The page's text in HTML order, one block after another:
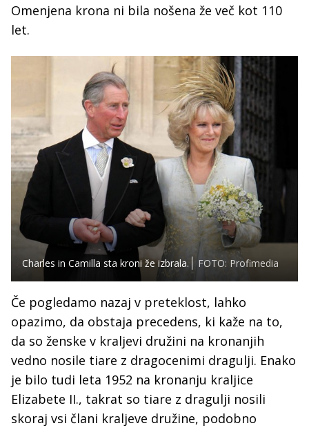
Omenjena krona ni bila nošena že več kot 110
let.
Charles in Camilla sta kroni že izbrala. FOTO: Profimedia
Če pogledamo nazaj v preteklost, lahko
opazimo, da obstaja precedens, ki kaže na to,
da so ženske v kraljevi družini na kronanjih
vedno nosile tiare z dragocenimi dragulji. Enako
je bilo tudi leta 1952 na kronanju kraljice
Elizabete II., takrat so tiare z dragulji nosili
skoraj vsi člani kraljeve družine, podobno